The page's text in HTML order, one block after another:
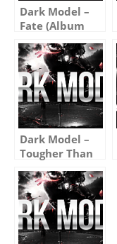
Dark Model –
Fate (Album
version)
Dark Model –
Tougher Than
Steel